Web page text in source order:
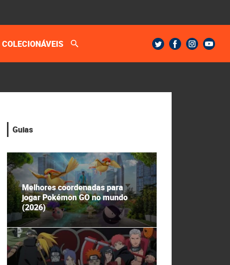
COLECIONÁVEIS
Guias
Melhores coordenadas para
jogar Pokémon GO no mundo
(2026)